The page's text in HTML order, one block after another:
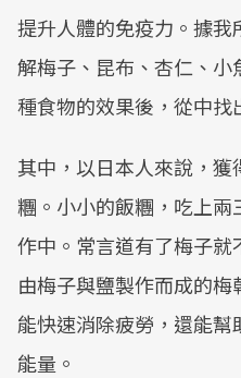
提升人體的免疫力。據
解梅子、昆布、杏仁、
種食物的效果後，從中找
其中，以日本人來說，
糰。小小的飯糰，吃上
作中。常言道有了梅子就
由梅子與鹽製作而成的
能快速消除疲勞，還能
能量。